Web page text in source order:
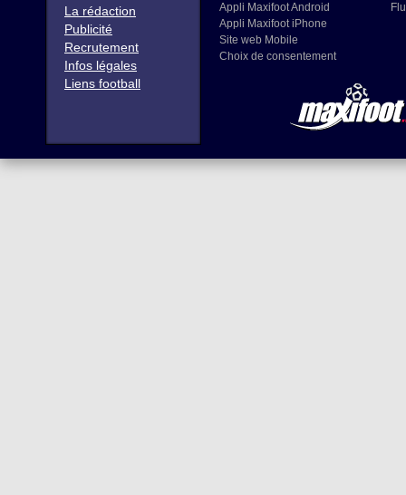
La rédaction
Publicité
Recrutement
Infos légales
Liens football
Appli Maxifoot Android
Appli Maxifoot iPhone
Site web Mobile
Choix de consentement